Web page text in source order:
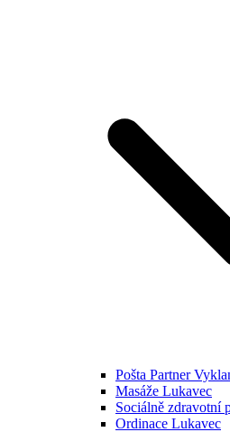
Pošta Partner
Masáže Lukavec
Sociálně zdravotní
Ordinace Lukavec